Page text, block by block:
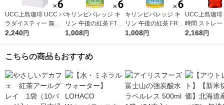
UCC上島珈琲 UCC パ
ラダイスティー 無糖
1000ml 1箱（6本入）
2,240円
キリンビバレッジ キ
リン 午後の紅茶 FTUI
TS ＆ ICE TEA （フ
ン 500ml 1セット（6
1,008円
キリンビバレッジ キ
リン 午後の紅茶 FRUI
TS ＆ ICE TEA （フ
1,008円
UCC上島珈琲
時間 ストレー
ー 無糖
2,168円
こちらの商品もおすすめ